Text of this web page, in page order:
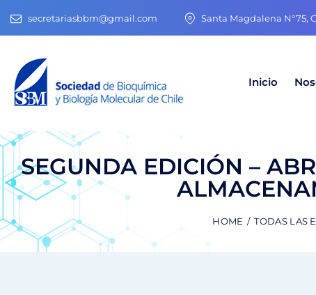
secretariasbbm@gmail.com Santa Magdalena N°75,
Inicio
SEGUNDA EDICIÓN –
HOME TODAS LAS